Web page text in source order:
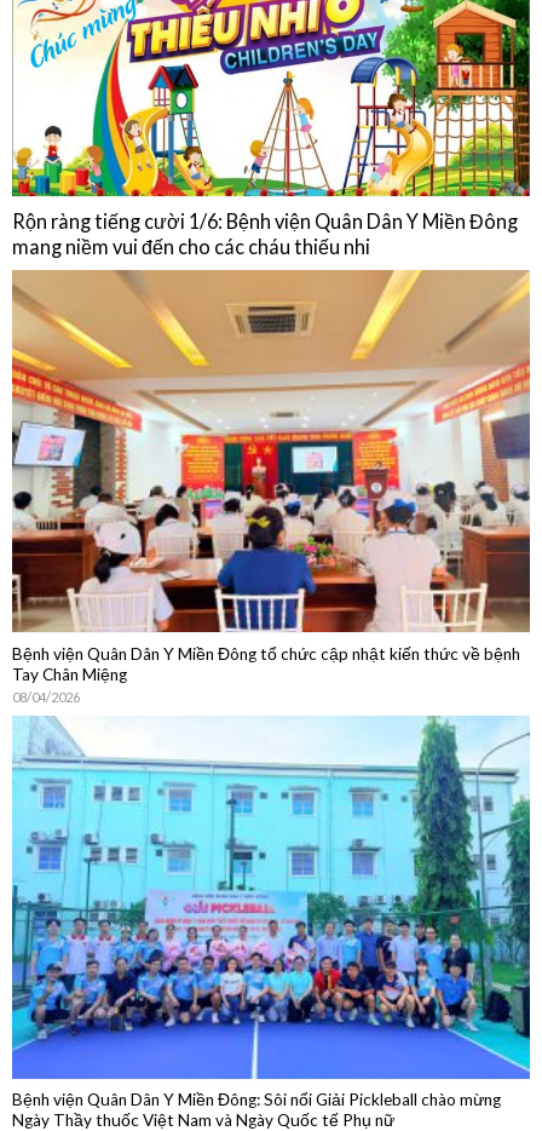
Rộn ràng tiếng cười 1/6: Bệnh viện Quân Dân Y Miền Đông
mang niềm vui đến cho các cháu thiếu nhi
Bệnh viện Quân Dân Y Miền Đông tổ chức cập nhật kiến thức về bệnh
Tay Chân Miệng
08/04/2026
Bệnh viện Quân Dân Y Miền Đông: Sôi nổi Giải Pickleball chào mừng
Ngày Thầy thuốc Việt Nam và Ngày Quốc tế Phụ nữ
08/03/2026